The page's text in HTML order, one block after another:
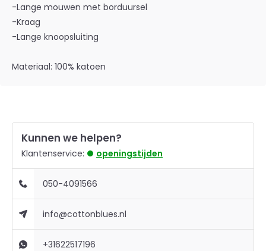
-Lange mouwen met borduursel
-Kraag
-Lange knoopsluiting
Materiaal: 100% katoen
Kunnen we helpen?
Klantenservice: openingstijden
050-4091566
info@cottonblues.nl
+31622517196